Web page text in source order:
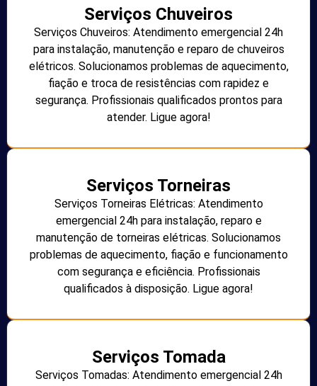
Serviços Chuveiros
Serviços Chuveiros: Atendimento emergencial 24h
para instalação, manutenção e reparo de chuveiros
elétricos. Solucionamos problemas de aquecimento,
fiação e troca de resistências com rapidez e
segurança. Profissionais qualificados prontos para
atender. Ligue agora!
Serviços Torneiras
Serviços Torneiras Elétricas: Atendimento
emergencial 24h para instalação, reparo e
manutenção de torneiras elétricas. Solucionamos
problemas de aquecimento, fiação e funcionamento
com segurança e eficiência. Profissionais
qualificados à disposição. Ligue agora!
Serviços Tomada
Serviços Tomadas: Atendimento emergencial 24h